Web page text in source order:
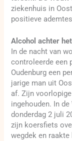
ziekenhuis in
positieve
Alcohol achter
In de nacht van
controleerde een
Oudenburg een
jarige man uit
af. Zijn
ingehouden. In
donderdag 2 juli
zijn koersfiets
wegdek en